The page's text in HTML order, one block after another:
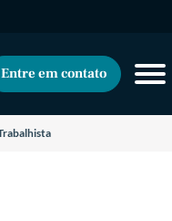
Entre em contato